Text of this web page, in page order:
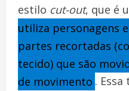
estilo cut-out, que é
utiliza personagens
partes recortadas
tecido) que são
de movimento .